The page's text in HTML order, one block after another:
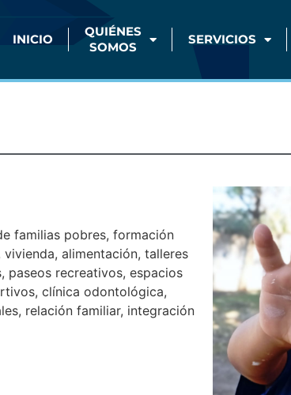
INICIO
QUIÉNES
SOMOS
SERVICIOS
familias pobres, formación
alimentación, talleres
paseos recreativos, espacios
clínica odontológica,
relación familiar, integración